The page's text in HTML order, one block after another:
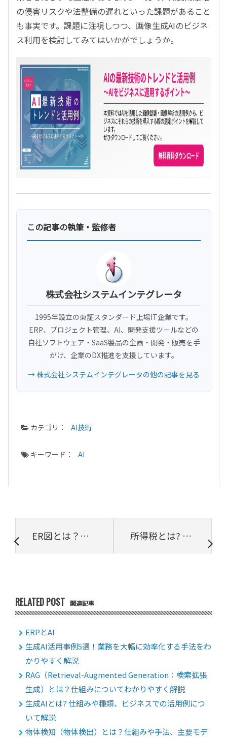
の侵害リスクや法整備の遅れといった課題があること
も事実です。課題に注視しつつ、画像生成AIのビジネ
ス利用を検討してみてはいかがでしょうか。
この記事の執筆・監修者
株式会社システムインテグレータ
1995年設立の東証スタンダード上場IT企業です。
ERP、プロジェクト管理、AI、開発支援ツールなどの
自社ソフトウェア・SaaS製品の企画・開発・販売を手
がけ、企業のDX推進を支援しています。
→ 株式会社システムインテグレータの他の記事を見る
カテゴリ： AI技術
キーワード： AI
ER図とは？書き方やテクニックをわかりやすく解説 所得税とは? 種類や計算方法など基本を解説
RELATED POST 関連記事
ERPとAI
生成AI活用事例5選！業務を大幅に効率化する手法をわ
かりやすく解説
RAG（Retrieval-Augmented Generation：検索拡張
生成）とは？仕組みについてわかりやすく解説
生成AIとは? 仕組みや種類、ビジネスでの活用例につ
いて解説
物体検知（物体検出）とは？仕組みや手法、主要モデ